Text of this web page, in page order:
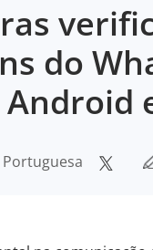
do
Android